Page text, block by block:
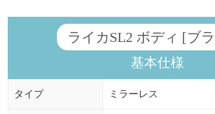
ライカSL2 ボディ [ブ
基本仕様
タイプ ミラーレス